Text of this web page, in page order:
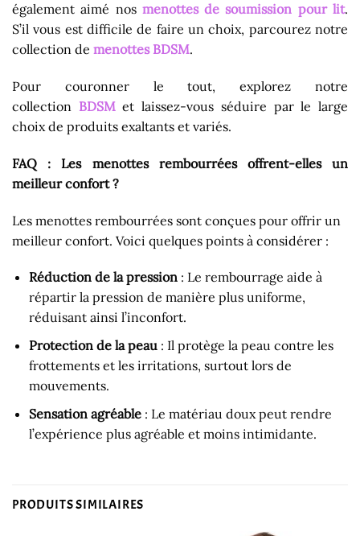
également aimé nos menottes de soumission pour lit.
S’il vous est difficile de faire un choix, parcourez notre
collection de menottes BDSM.
Pour couronner le tout, explorez notre
collection BDSM et laissez-vous séduire par le large
choix de produits exaltants et variés.
FAQ : Les menottes rembourrées offrent-elles un
meilleur confort ?
Les menottes rembourrées sont conçues pour offrir un
meilleur confort. Voici quelques points à considérer :
Réduction de la pression: Le rembourrage aide à
répartir la pression de manière plus uniforme,
réduisant ainsi l’inconfort.
Protection de la peau: Il protège la peau contre les
frottements et les irritations, surtout lors de
mouvements.
Sensation agréable: Le matériau doux peut rendre
l’expérience plus agréable et moins intimidante.
PRODUITS SIMILAIRES